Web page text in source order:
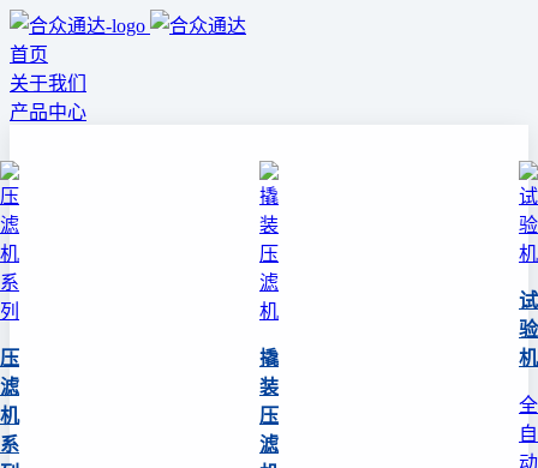
首页
关于我们
产品中心
压
滤
机
系
撬
装
压
滤
试
验
机
全
自
动